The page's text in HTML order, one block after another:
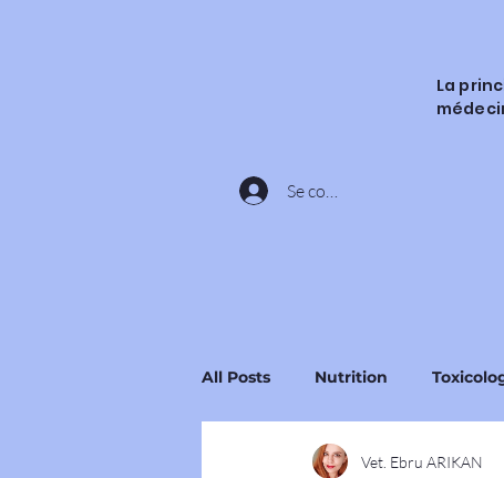
Se connecter
La
All Posts Nutrition
Ingrédients et Substances
Vet. Ebru ARIKAN